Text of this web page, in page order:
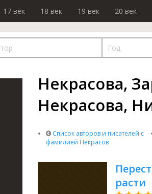
17 век 18 век 19 век 20 век
Некрасова,
Некрасова,
Список авторов и писателей с
фамилией Некрасов
расти